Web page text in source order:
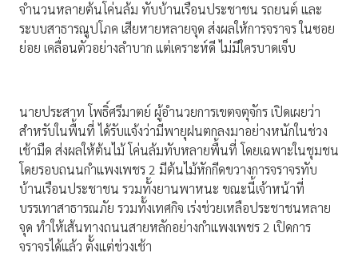
จำนวนหลายต้นโค่นล้ม ทับบ้านเรือนประชาชน รถยนต์ และ
ระบบสาธารณูปโภค เสียหายหลายจุด ส่งผลให้การจราจร ในซอย
ย่อย เคลื่อนตัวอย่างลำบาก แต่เคราะห์ดี ไม่มีใครบาดเจ็บ
นายประสาท โพธิ์ศรีมาตย์ ผู้อำนวยการเขตจตุจักร เปิดเผยว่า
สำหรับในพื้นที่ ได้รับแจ้งว่ามีพายุฝนตกลงมาอย่างหนักในช่วง
เช้ามืด ส่งผลให้ต้นไม้ โค่นล้มทับหลายพื้นที่ โดยเฉพาะในชุมชน
โดยรอบถนนกำแพงเพชร 2 มีต้นไม้หักกีดขวางการจราจรทับ
บ้านเรือนประชาชน รวมทั้งยานพาหนะ ขณะนี้เจ้าหน้าที่
บรรเทาสาธารณภัย รวมทั้งเทศกิจ เร่งช่วยเหลือประชาชนหลาย
จุด ทำให้เส้นทางถนนสายหลักอย่างกำแพงเพชร 2 เปิดการ
จราจรได้แล้ว ตั้งแต่ช่วงเช้า